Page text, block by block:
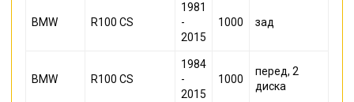
BMW R100 CS
1981
-
2015
1000 зад
BMW R100 CS
1984
-
2015
1000
перед, 2
диска